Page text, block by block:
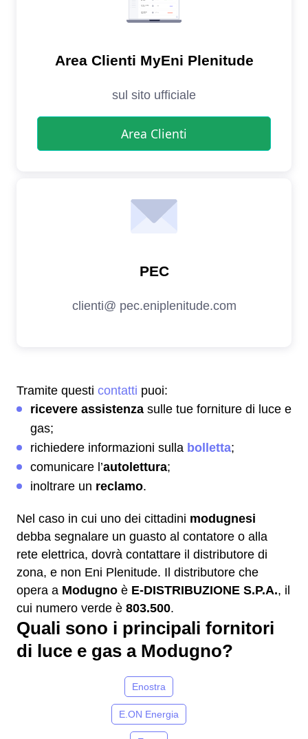
Tramite questi contatti puoi:
ricevere assistenza sulle tue forniture di luce e
gas;
richiedere informazioni sulla bolletta;
comunicare l’autolettura;
inoltrare un reclamo.
Nel caso in cui uno dei cittadini modugnesi
debba segnalare un guasto al contatore o alla
rete elettrica, dovrà contattare il distributore di
zona, e non Eni Plenitude. Il distributore che
opera a Modugno è E-DISTRIBUZIONE S.P.A., il
cui numero verde è 803.500.
Quali sono i principali fornitori
di luce e gas a Modugno?
Enostra
E.ON Energia